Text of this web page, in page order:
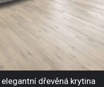
elegantní dřevěná krytina